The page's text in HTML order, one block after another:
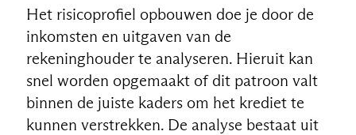
Het risicoprofiel opbouwen doe je door de
inkomsten en uitgaven van de
rekeninghouder te analyseren. Hieruit kan
snel worden opgemaakt of dit patroon valt
binnen de juiste kaders om het krediet te
kunnen verstrekken. De analyse bestaat uit